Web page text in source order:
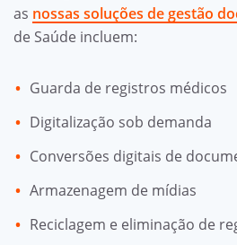
as nossas soluções de gestão
de Saúde incluem:
Guarda de registros médicos
Digitalização sob demanda
Conversões digitais de
Armazenagem de mídias
Reciclagem e eliminação de